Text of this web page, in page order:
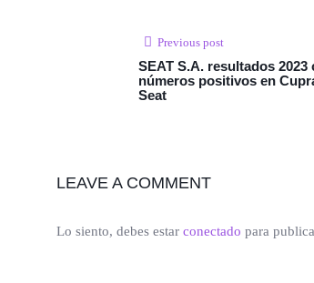
Previous post
SEAT S.A. resultados 2023
números positivos en
Seat
LEAVE A COMMENT
Lo siento, debes estar conectado para